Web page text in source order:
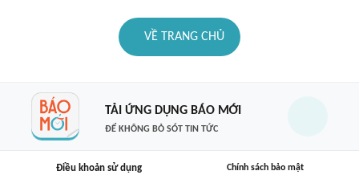
VỀ TRANG CHỦ
TẢI ỨNG DỤNG BÁO MỚI
ĐỂ KHÔNG BỎ SÓT TIN TỨC
Điều khoản sử dụng Chính sách bảo mật